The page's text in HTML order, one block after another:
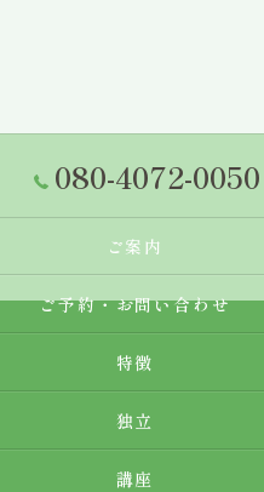
080-4072-0050
ご案内
ご予約・お問い合わせ
特徴
独立
講座